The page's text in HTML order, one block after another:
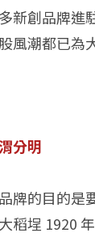
新創品牌進
風潮都已為
分明
牌的目的是
稻埕 1920